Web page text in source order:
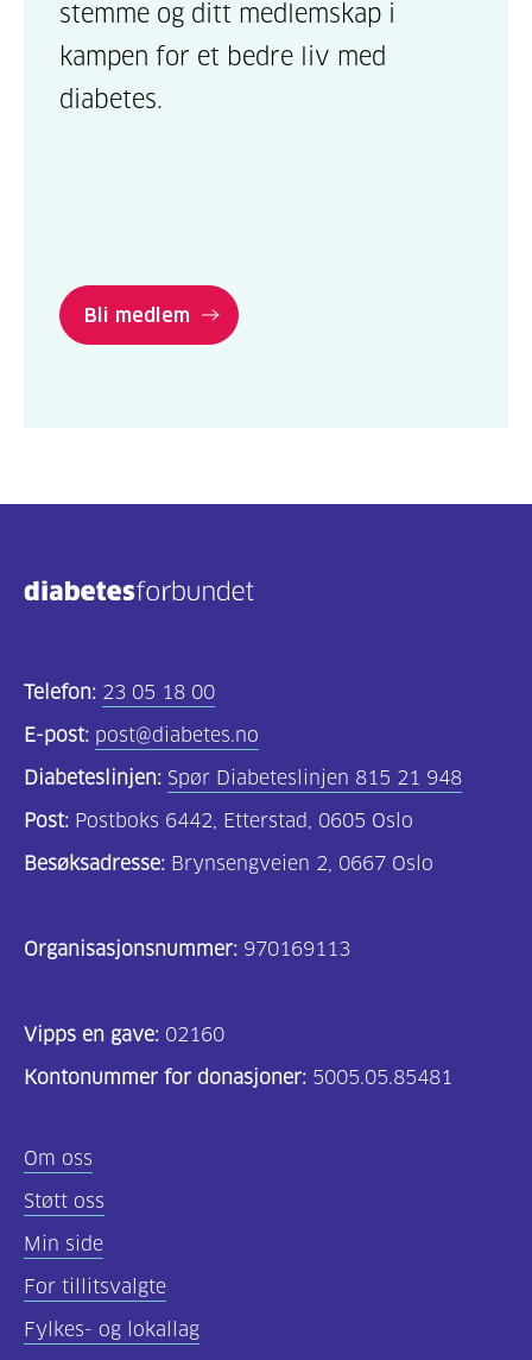
stemme og ditt medlemskap i
kampen for et bedre liv med
diabetes.
Bli medlem
Telefon: 23 05 18 00
E-post: post@diabetes.no
Diabeteslinjen: Spør Diabeteslinjen 815 21 948
Post: Postboks 6442, Etterstad, 0605 Oslo
Besøksadresse: Brynsengveien 2, 0667 Oslo
Organisasjonsnummer: 970169113
Vipps en gave: 02160
Kontonummer for donasjoner: 5005.05.85481
Om oss
Støtt oss
Min side
For tillitsvalgte
Fylkes- og lokallag